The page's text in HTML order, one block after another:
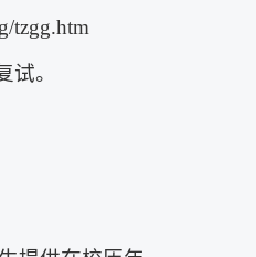
tzgg.htm
。